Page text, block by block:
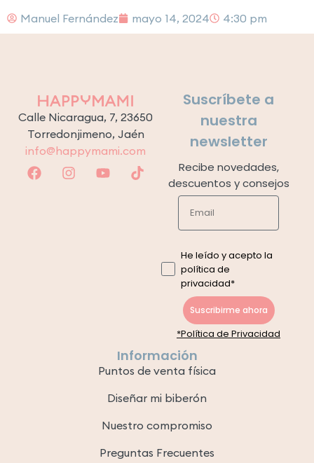
Manuel Fernández mayo 14, 2024 4:30 pm
Calle Nicaragua, 7, 23650
Torredonjimeno, Jaén
info@happymami.com
Suscríbete a
nuestra
newsletter
Recibe novedades,
descuentos y consejos
He leído y acepto la
política de
privacidad*
Suscribirme ahora
*Política de Privacidad
Información
Puntos de venta física
Diseñar mi biberón
Nuestro compromiso
Preguntas Frecuentes